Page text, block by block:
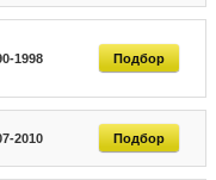
1998 Подбор
2010 Подбор